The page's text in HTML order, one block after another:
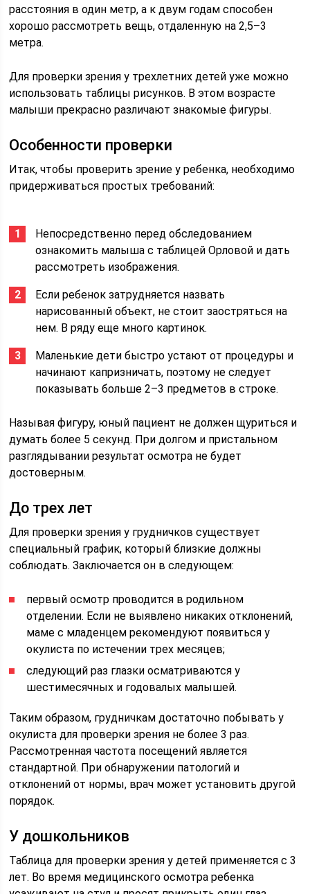
расстояния в один метр, а к двум годам способен
хорошо рассмотреть вещь, отдаленную на 2,5–3
метра.
Для проверки зрения у трехлетних детей уже можно
использовать таблицы рисунков. В этом возрасте
малыши прекрасно различают знакомые фигуры.
Особенности проверки
Итак, чтобы проверить зрение у ребенка, необходимо
придерживаться простых требований:
Непосредственно перед обследованием
ознакомить малыша с таблицей Орловой и дать
рассмотреть изображения.
Если ребенок затрудняется назвать
нарисованный объект, не стоит заостряться на
нем. В ряду еще много картинок.
Маленькие дети быстро устают от процедуры и
начинают капризничать, поэтому не следует
показывать больше 2–3 предметов в строке.
Называя фигуру, юный пациент не должен щуриться и
думать более 5 секунд. При долгом и пристальном
разглядывании результат осмотра не будет
достоверным.
До трех лет
Для проверки зрения у грудничков существует
специальный график, который близкие должны
соблюдать. Заключается он в следующем:
первый осмотр проводится в родильном
отделении. Если не выявлено никаких отклонений,
маме с младенцем рекомендуют появиться у
окулиста по истечении трех месяцев;
следующий раз глазки осматриваются у
шестимесячных и годовалых малышей.
Таким образом, грудничкам достаточно побывать у
окулиста для проверки зрения не более 3 раз.
Рассмотренная частота посещений является
стандартной. При обнаружении патологий и
отклонений от нормы, врач может установить другой
порядок.
У дошкольников
Таблица для проверки зрения у детей применяется с 3
лет. Во время медицинского осмотра ребенка